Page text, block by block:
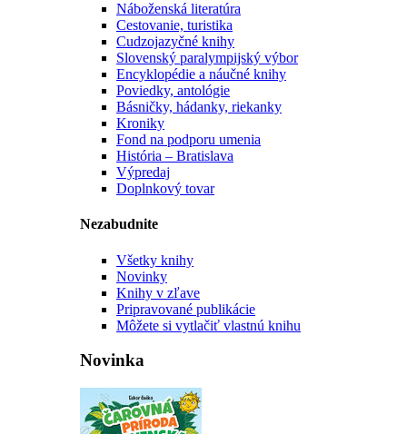
Náboženská literatúra
Cestovanie, turistika
Cudzojazyčné knihy
Slovenský paralympijský výbor
Encyklopédie a náučné knihy
Poviedky, antológie
Básničky, hádanky, riekanky
Kroniky
Fond na podporu umenia
História – Bratislava
Výpredaj
Doplnkový tovar
Nezabudnite
Všetky knihy
Novinky
Knihy v zľave
Pripravované publikácie
Môžete si vytlačiť vlastnú knihu
Novinka